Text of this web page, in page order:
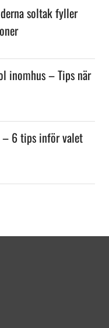
soltak fyller
inomhus – Tips när
– 6 tips inför valet